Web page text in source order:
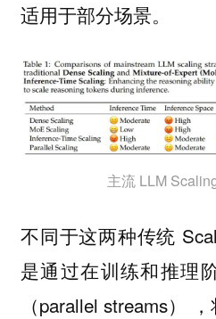
适用于部分场景。
主流 LLM
不同于这两种传统
是通过在训练和推理
（parallel streams）